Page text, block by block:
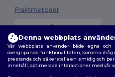
Fraktmetoder
Denna webbplats
Vår webbplats använder både egna
övergripande funktionaliteten, komma ihåg
prestanda och säkerställa en smidig och
innehåll, optimerade interaktioner med vår